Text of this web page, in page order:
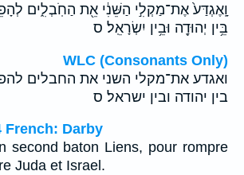
וָֽאֶגְדַּע֙ אֶת־מַקְלִ֣י הַשֵּׁנִ֔י אֵ֖ת הַחֹֽבְלִ֑ים
בֵּ֥ין יְהוּדָ֖ה וּבֵ֥ין יִשְׂרָאֵֽל׃ ס
WLC (Consonants Only)
ואגדע את־מקלי השני את החבלים
בין יהודה ובין ישראל׃ ס
French: Darby
second baton Liens, pour rompre
Juda et Israel.